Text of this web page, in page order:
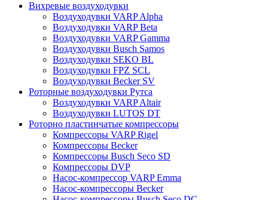
Вихревые воздуходувки
Воздуходувки VARP Alpha
Воздуходувки VARP Beta
Воздуходувки VARP Gamma
Воздуходувки Busch Samos
Воздуходувки SEKO BL
Воздуходувки FPZ SCL
Воздуходувки Becker SV
Роторные воздуходувки Рутса
Воздуходувки VARP Altair
Воздуходувки LUTOS DT
Роторно пластинчатые компрессоры
Компрессоры VARP Rigel
Компрессоры Becker
Компрессоры Busch Seco SD
Компрессоры DVP
Насос-компрессор VARP Emma
Насос-компрессоры Becker